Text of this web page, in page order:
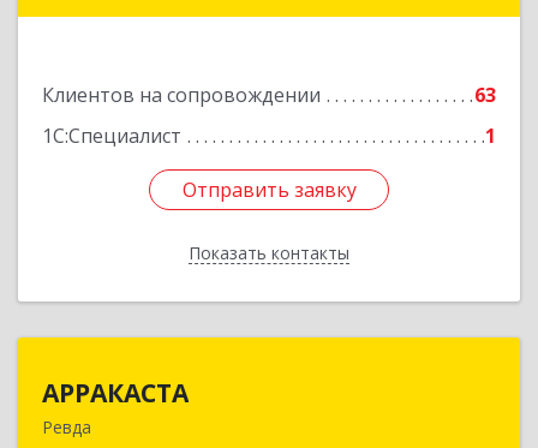
Клиентов на сопровождении
63
1С:Специалист
1
Отправить заявку
Показать контакты
Отправить заявку
Назад
АРРАКАСТА
Ревда623286, Свердловская обл, Ревда г, Азина ул,